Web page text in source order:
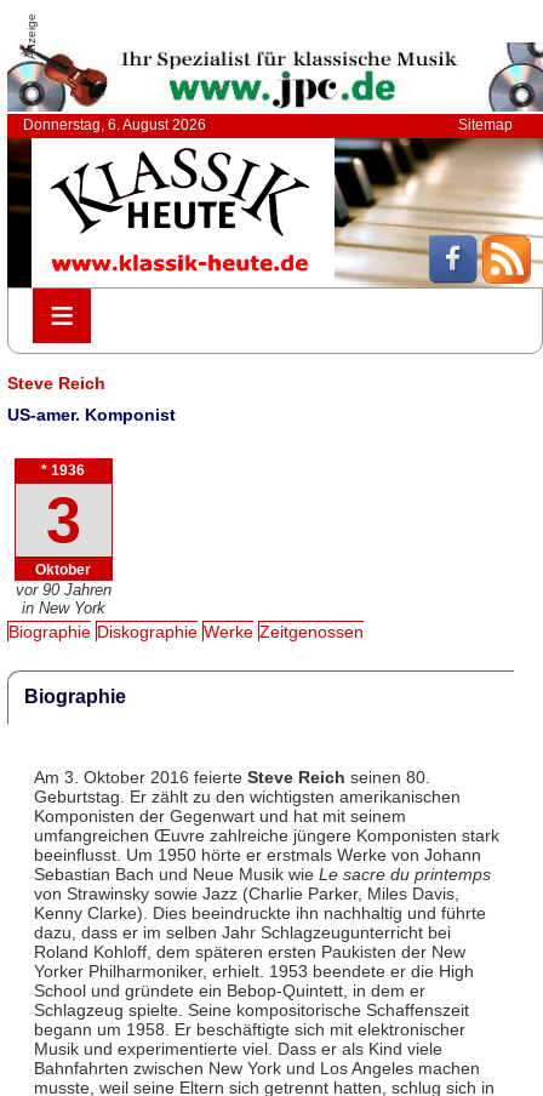
Anzeige
Donnerstag, 6. August 2026 Sitemap
≡
≡
Steve Reich
US-amer. Komponist
* 1936
3
Oktober
vor 90 Jahren
in New York
Biographie Diskographie Werke Zeitgenossen
Biographie
Am 3. Oktober 2016 feierte Steve Reich seinen 80.
Geburtstag. Er zählt zu den wichtigsten amerikanischen
Komponisten der Gegenwart und hat mit seinem
umfangreichen Œuvre zahlreiche jüngere Komponisten stark
beeinflusst. Um 1950 hörte er erstmals Werke von Johann
Sebastian Bach und Neue Musik wie Le sacre du printemps
von Strawinsky sowie Jazz (Charlie Parker, Miles Davis,
Kenny Clarke). Dies beeindruckte ihn nachhaltig und führte
dazu, dass er im selben Jahr Schlagzeugunterricht bei
Roland Kohloff, dem späteren ersten Paukisten der New
Yorker Philharmoniker, erhielt. 1953 beendete er die High
School und gründete ein Bebop-Quintett, in dem er
Schlagzeug spielte. Seine kompositorische Schaffenszeit
begann um 1958. Er beschäftigte sich mit elektronischer
Musik und experimentierte viel. Dass er als Kind viele
Bahnfahrten zwischen New York und Los Angeles machen
musste, weil seine Eltern sich getrennt hatten, schlug sich in